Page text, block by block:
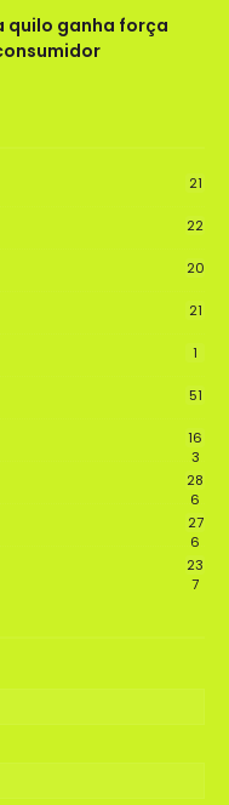
quilo ganha força
21
22
20
21
1
51
16
3
28
6
27
6
23
7